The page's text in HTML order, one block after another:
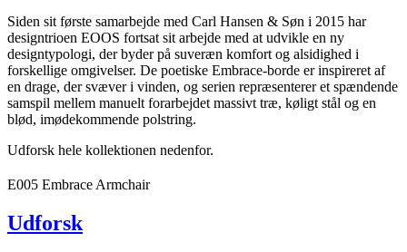
Siden sit første samarbejde med Carl Hansen & Søn i 2015 har
designtrioen EOOS fortsat sit arbejde med at udvikle en ny
designtypologi, der byder på suveræn komfort og alsidighed i
forskellige omgivelser. De poetiske Embrace-borde er inspireret af
en drage, der svæver i vinden, og serien repræsenterer et spændende
samspil mellem manuelt forarbejdet massivt træ, køligt stål og en
blød, imødekommende polstring.
Udforsk hele kollektionen nedenfor.
E005 Embrace Armchair
Udforsk